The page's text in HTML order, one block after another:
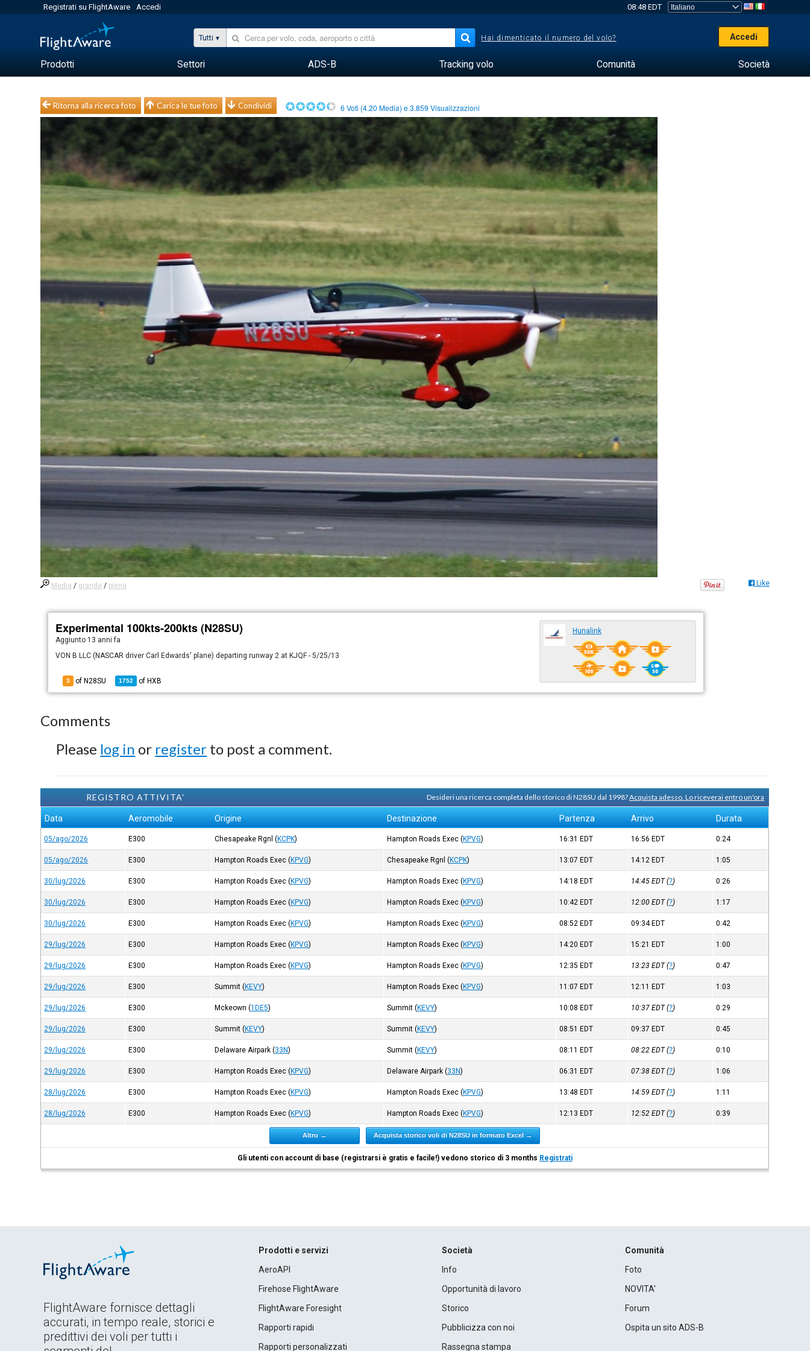
Registrati su FlightAware Accedi 08:48 EDT
Tutti Hai dimenticato il numero del volo? Accedi
Prodotti Settori ADS-B Tracking volo Comunità Società
Ritorna alla ricerca foto Carica le tue foto Condividi 6 Voti (4.20 Media) e3.859 Visualizzazioni
Media / grande / piena Like
Experimental 100kts-200kts (N28SU)
Aggiunto 13 anni fa
VON B LLC (NASCAR driver Carl Edwards' plane) departing runway 2 at KJQF - 5/25/13
3 of N28SU 1752 of HXB
Hunalink
Comments
Please log in or register to post a comment.
REGISTRO ATTIVITA' Desideri una ricerca completa dello storico di N28SU dal 1998?Acquista adesso. Lo riceverai entro un'ora
Data Aeromobile Origine Destinazione Partenza Arrivo Durata
05/ago/2026 E300 Chesapeake Rgnl (KCPK) Hampton Roads Exec (KPVG) 16:31 EDT 16:56 EDT 0:24
05/ago/2026 E300 Hampton Roads Exec (KPVG) Chesapeake Rgnl (KCPK) 13:07 EDT 14:12 EDT 1:05
30/lug/2026 E300 Hampton Roads Exec (KPVG) Hampton Roads Exec (KPVG) 14:18 EDT 14:45EDT(?) 0:26
30/lug/2026 E300 Hampton Roads Exec (KPVG) Hampton Roads Exec (KPVG) 10:42 EDT 12:00EDT(?) 1:17
30/lug/2026 E300 Hampton Roads Exec (KPVG) Hampton Roads Exec (KPVG) 08:52 EDT 09:34 EDT 0:42
29/lug/2026 E300 Hampton Roads Exec (KPVG) Hampton Roads Exec (KPVG) 14:20 EDT 15:21 EDT 1:00
29/lug/2026 E300 Hampton Roads Exec (KPVG) Hampton Roads Exec (KPVG) 12:35 EDT 13:23EDT(?) 0:47
29/lug/2026 E300 Summit (KEVY) Hampton Roads Exec (KPVG) 11:07 EDT 12:11 EDT 1:03
29/lug/2026 E300 Mckeown (1DE5) Summit (KEVY) 10:08 EDT 10:37EDT(?) 0:29
29/lug/2026 E300 Summit (KEVY) Summit (KEVY) 08:51 EDT 09:37 EDT 0:45
29/lug/2026 E300 Delaware Airpark (33N) Summit (KEVY) 08:11 EDT 08:22EDT(?) 0:10
29/lug/2026 E300 Hampton Roads Exec (KPVG) Delaware Airpark (33N) 06:31 EDT 07:38EDT(?) 1:06
28/lug/2026 E300 Hampton Roads Exec (KPVG) Hampton Roads Exec (KPVG) 13:48 EDT 14:59EDT(?) 1:11
28/lug/2026 E300 Hampton Roads Exec (KPVG) Hampton Roads Exec (KPVG) 12:13 EDT 12:52EDT(?) 0:39
Altro → Acquista storico voli di N28SU in formato Excel →
Gli utenti con account di base (registrarsi è gratis e facile!) vedono storico di 3 months Registrati
FlightAware fornisce dettagli
accurati, in tempo reale, storici e
predittivi dei voli per tutti i
Prodotti e servizi
AeroAPI
Firehose FlightAware
FlightAware Foresight
Rapporti rapidi
Rapporti personalizzati
Società
Info
Opportunità di lavoro
Storico
Pubblicizza con noi
Rassegna stampa
Comunità
Foto
NOVITA'
Forum
Ospita un sito ADS-B